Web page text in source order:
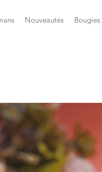
Nouveautés Bougies